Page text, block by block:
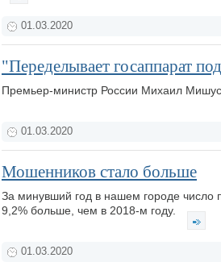
01.03.2020
"Переделывает госаппарат
Премьер-министр России Михаил
01.03.2020
Мошенников стало больше
За минувший год в нашем городе число
9,2% больше, чем в 2018-м году.
01.03.2020